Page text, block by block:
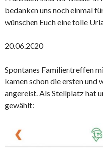
bedanken uns noch einmal
wünschen Euch eine tolle
20.06.2020
Spontanes Familientreffen
kamen schon die ersten und
angereist. Als Stellplatz hat
gewählt: